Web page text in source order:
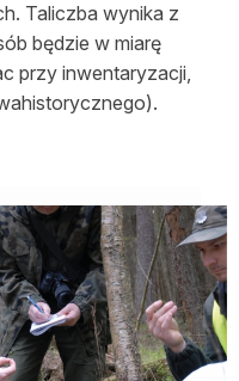
Taliczba wynika z
będzie w miarę
przy inwentaryzacji,